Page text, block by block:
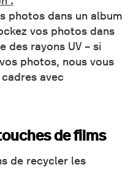
photos dans un album
vos photos dans
des rayons UV – si
photos, nous vous
avec
de films
de recycler les